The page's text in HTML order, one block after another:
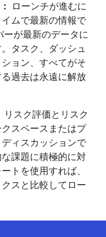
ローンチが進むに
ムで最新の情報で
ーが最新のデータに
タスク、ダッシュ
ョン、すべてがそ
過去は永遠に解放
リスク評価とリスク
スペースまたはプ
ィスカッションで
課題に積極的に対
トを使用すれば、
スと比較してロー